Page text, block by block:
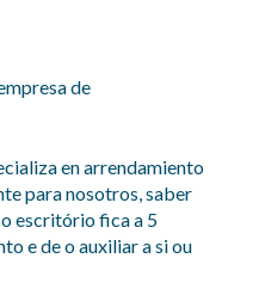
de
en arrendamiento
para nosotros, saber
escritório fica a 5
e de o auxiliar a si ou